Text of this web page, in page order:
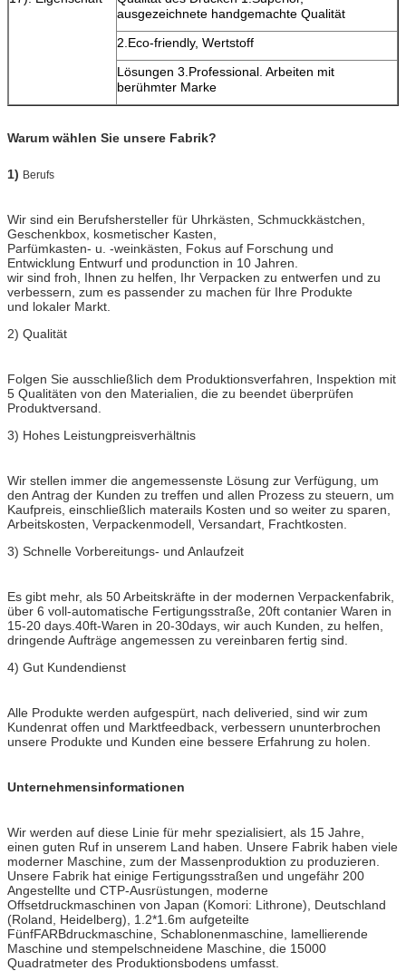
ausgezeichnete handgemachte Qualität
2.Eco-friendly, Wertstoff
Lösungen 3.Professional. Arbeiten mit
berühmter Marke
Warum wählen Sie unsere Fabrik?
1) Berufs
Wir sind ein Berufshersteller für Uhrkästen, Schmuckkästchen,
Geschenkbox, kosmetischer Kasten,
Parfümkasten- u. -weinkästen, Fokus auf Forschung und
Entwicklung Entwurf und produnction in 10 Jahren.
wir sind froh, Ihnen zu helfen, Ihr Verpacken zu entwerfen und zu
verbessern, zum es passender zu machen für Ihre Produkte
und lokaler Markt.
2) Qualität
Folgen Sie ausschließlich dem Produktionsverfahren, Inspektion mit
5 Qualitäten von den Materialien, die zu beendet überprüfen
Produktversand.
3) Hohes Leistungpreisverhältnis
Wir stellen immer die angemessenste Lösung zur Verfügung, um
den Antrag der Kunden zu treffen und allen Prozess zu steuern, um
Kaufpreis, einschließlich materails Kosten und so weiter zu sparen,
Arbeitskosten, Verpackenmodell, Versandart, Frachtkosten.
3) Schnelle Vorbereitungs- und Anlaufzeit
Es gibt mehr, als 50 Arbeitskräfte in der modernen Verpackenfabrik,
über 6 voll-automatische Fertigungsstraße, 20ft contanier Waren in
15-20 days.40ft-Waren in 20-30days, wir auch Kunden, zu helfen,
dringende Aufträge angemessen zu vereinbaren fertig sind.
4) Gut Kundendienst
Alle Produkte werden aufgespürt, nach deliveried, sind wir zum
Kundenrat offen und Marktfeedback, verbessern ununterbrochen
unsere Produkte und Kunden eine bessere Erfahrung zu holen.
Unternehmensinformationen
Wir werden auf diese Linie für mehr spezialisiert, als 15 Jahre,
einen guten Ruf in unserem Land haben. Unsere Fabrik haben viele
moderner Maschine, zum der Massenproduktion zu produzieren.
Unsere Fabrik hat einige Fertigungsstraßen und ungefähr 200
Angestellte und CTP-Ausrüstungen, moderne
Offsetdruckmaschinen von Japan (Komori: Lithrone), Deutschland
(Roland, Heidelberg), 1.2*1.6m aufgeteilte
FünfFARBdruckmaschine, Schablonenmaschine, lamellierende
Maschine und stempelschneidene Maschine, die 15000
Quadratmeter des Produktionsbodens umfasst.